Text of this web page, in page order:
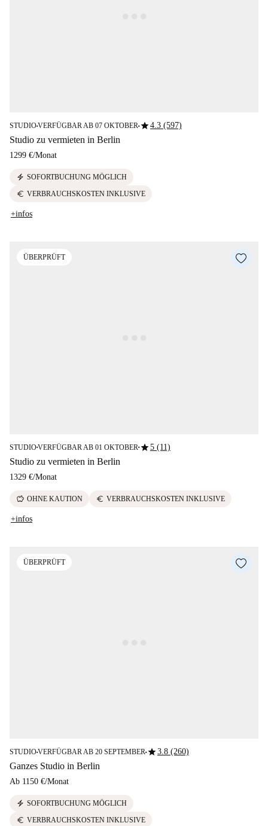
STUDIO■VERFÜGBAR AB 07 OKTOBER■star4.3 (597)
Studio zu vermieten in Berlin
1299 €/Monat
electric_bolt SOFORTBUCHUNG MÖGLICH
euro VERBRAUCHSKOSTEN INKLUSIVE
+infos
ÜBERPRÜFT
STUDIO■VERFÜGBAR AB 01 OKTOBER ■star5 (11)
Studio zu vermieten in Berlin
1329 €/Monat
savings OHNE KAUTION euro VERBRAUCHSKOSTEN INKLUSIVE
+infos
ÜBERPRÜFT
STUDIO■VERFÜGBAR AB 20 SEPTEMBER■star3.8 (260)
Ganzes Studio in Berlin
Ab 1150 €/Monat
electric_bolt SOFORTBUCHUNG MÖGLICH
euro VERBRAUCHSKOSTEN INKLUSIVE